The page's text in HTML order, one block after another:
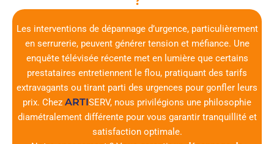
Les interventions de dépannage d’urgence, particulièrement
en serrurerie, peuvent générer tension et méfiance. Une
enquête télévisée récente met en lumière que certains
prestataires entretiennent le flou, pratiquant des tarifs
extravagants ou tirant parti des urgences pour gonfler leurs
prix. Chez ARTISERV, nous privilégions une philosophie
diamétralement différente pour vous garantir tranquillité et
satisfaction optimale.